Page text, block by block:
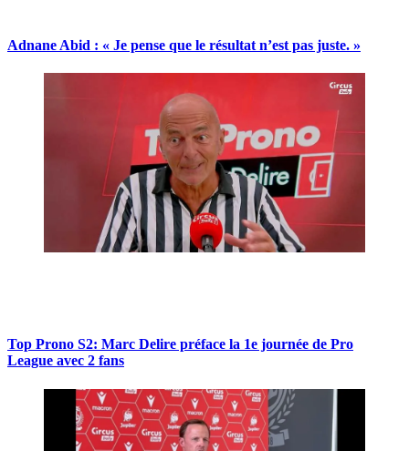
Adnane Abid : « Je pense que le résultat n’est pas juste. »
Top Prono S2: Marc Delire préface la 1e journée de Pro
League avec 2 fans